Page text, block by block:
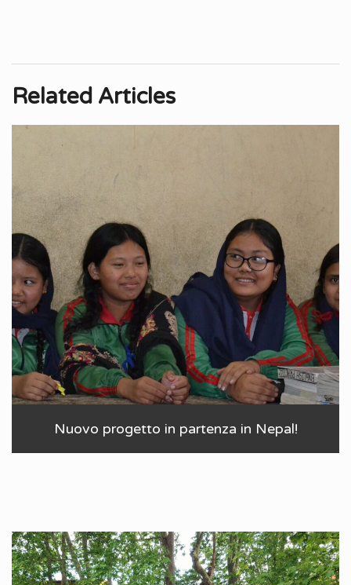
Related Articles
Nuovo progetto in partenza in Nepal!